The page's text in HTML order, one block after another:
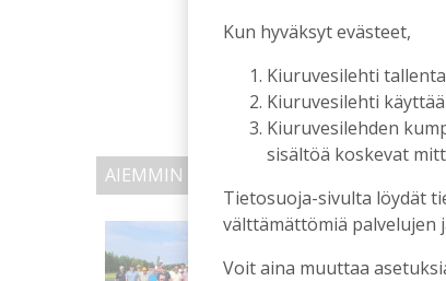
AIEMMIN AIHEESTA
Golftapahtuma
palkittavat
Kun hyväksyt evästeet,
Kiuruvesilehti
Kiuruvesilehti
Kiuruvesilehden
sisältöä koskevat
Tietosuoja-sivulta löydät
välttämättömiä palvelujen
Voit aina muuttaa